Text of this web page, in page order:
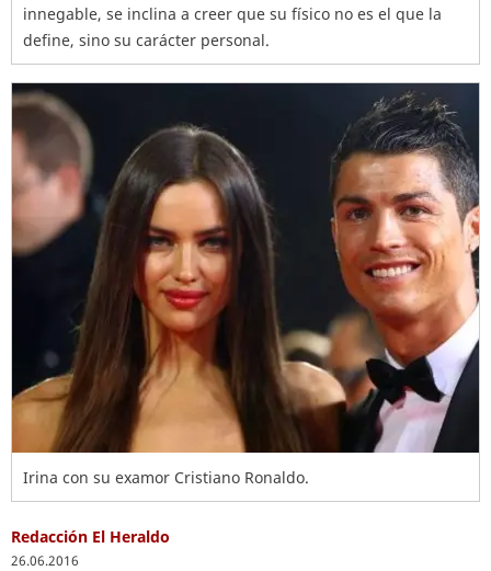
innegable, se inclina a creer que su físico no es el que la
define, sino su carácter personal.
Irina con su examor Cristiano Ronaldo.
Redacción El Heraldo
26.06.2016